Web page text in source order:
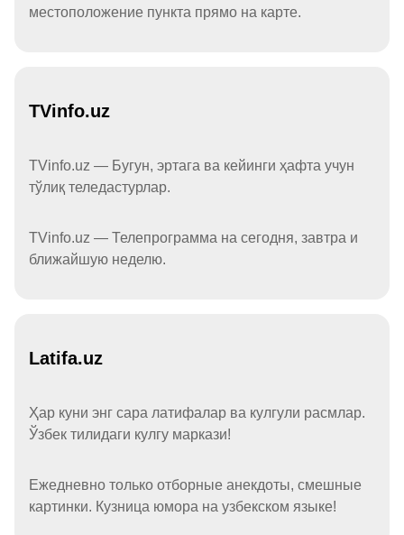
местоположение пункта прямо на карте.
TVinfo.uz
TVinfo.uz — Бугун, эртага ва кейинги ҳафта учун
тўлиқ теледастурлар.
TVinfo.uz — Телепрограмма на сегодня, завтра и
ближайшую неделю.
Latifa.uz
Ҳар куни энг сара латифалар ва кулгули расмлар.
Ўзбек тилидаги кулгу маркази!
Ежедневно только отборные анекдоты, смешные
картинки. Кузница юмора на узбекском языке!